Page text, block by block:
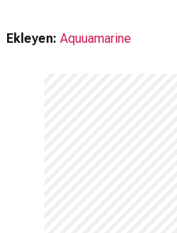
Apple TV+
Ekleyen: Aquuamarine